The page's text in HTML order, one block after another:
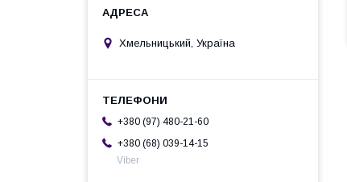
Хмельницький, Україна
+380 (97) 480-21-60
+380 (68) 039-14-15
Viber